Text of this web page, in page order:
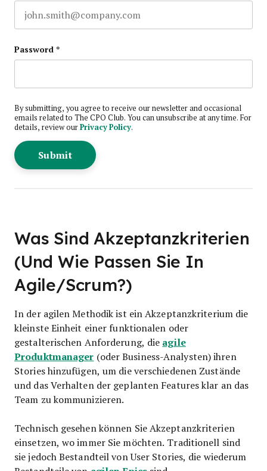
Password*
By submitting, you agree to receive our newsletter and occasional
emails related to The CPO Club. You can unsubscribe at any time. For
details, review ourPrivacy Policy.
Was Sind Akzeptanzkriterien
(und Wie Passen Sie In
Agile/Scrum?)
In der agilen Methodik ist ein Akzeptanzkriterium die
kleinste Einheit einer funktionalen oder
gestalterischen Anforderung, die agile
Produktmanager (oder Business-Analysten) ihren
Stories hinzufügen, um die verschiedenen Zustände
und das Verhalten der geplanten Features klar an das
Team zu kommunizieren.
Technisch gesehen können Sie Akzeptanzkriterien
einsetzen, wo immer Sie möchten. Traditionell sind
sie jedoch Bestandteil von User Stories, die wiederum